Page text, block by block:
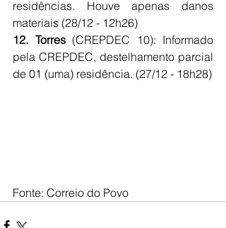
residências. Houve apenas danos
materiais (28/12 - 12h26)
12. Torres (CREPDEC 10): Informado
pela CREPDEC, destelhamento parcial
de 01 (uma) residência. (27/12 - 18h28)
Fonte: Correio do Povo